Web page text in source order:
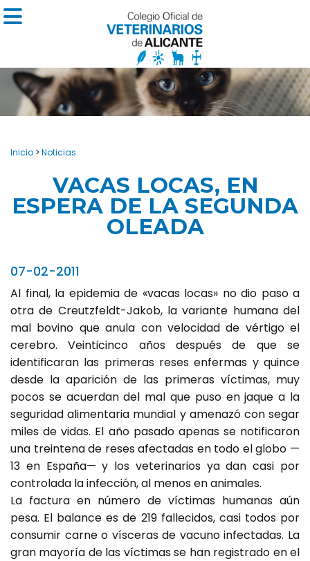
Inicio > Noticias
VACAS LOCAS, EN
ESPERA DE LA SEGUNDA
OLEADA
07-02-2011
Al final, la epidemia de «vacas locas» no dio paso a
otra de Creutzfeldt-Jakob, la variante humana del
mal bovino que anula con velocidad de vértigo el
cerebro. Veinticinco años después de que se
identificaran las primeras reses enfermas y quince
desde la aparición de las primeras víctimas, muy
pocos se acuerdan del mal que puso en jaque a la
seguridad alimentaria mundial y amenazó con segar
miles de vidas. El año pasado apenas se notificaron
una treintena de reses afectadas en todo el globo —
13 en España— y los veterinarios ya dan casi por
controlada la infección, al menos en animales.
La factura en número de víctimas humanas aún
pesa. El balance es de 219 fallecidos, casi todos por
consumir carne o vísceras de vacuno infectadas. La
gran mayoría de las víctimas se han registrado en el